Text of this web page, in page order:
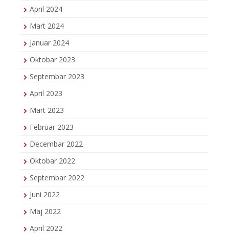
April 2024
Mart 2024
Januar 2024
Oktobar 2023
Septembar 2023
April 2023
Mart 2023
Februar 2023
Decembar 2022
Oktobar 2022
Septembar 2022
Juni 2022
Maj 2022
April 2022